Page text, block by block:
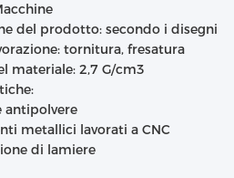
del prodotto: secondo i disegni
tornitura, fresatura
materiale: 2,7 G/cm3
antipolvere
metallici lavorati a CNC
di lamiere